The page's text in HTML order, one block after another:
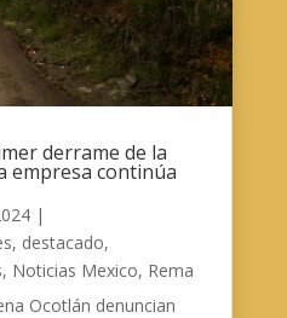
derrame de la
empresa continúa
|
, destacado,
, Noticias Mexico, Rema
Ocotlán denuncian